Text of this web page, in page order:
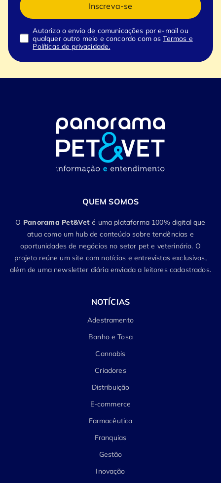
Inscreva-se
Autorizo o envio de comunicações por e-mail ou
qualquer outro meio e concordo com osTermos e
Políticas de privacidade.
QUEM SOMOS
O Panorama Pet&Vet é uma plataforma 100% digital que
atua como um hub de conteúdo sobre tendências e
oportunidades de negócios no setor pet e veterinário. O
projeto reúne um site com notícias e entrevistas exclusivas,
além de uma newsletter diária enviada a leitores cadastrados.
NOTÍCIAS
Adestramento
Banho e Tosa
Cannabis
Criadores
Distribuição
E-commerce
Farmacêutica
Franquias
Gestão
Inovação